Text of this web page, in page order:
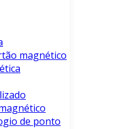
magnético
de ponto